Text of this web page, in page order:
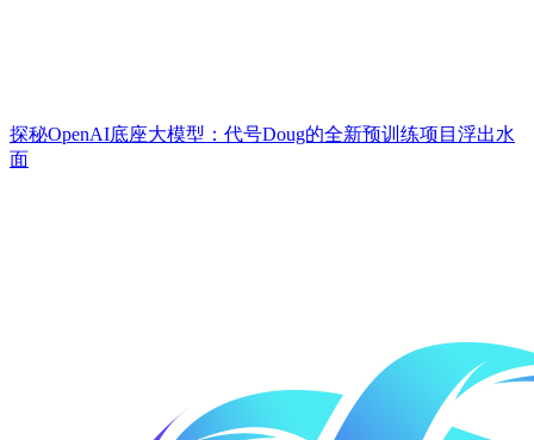
探秘OpenAI底座大模型：代号Doug的全新预训练项目浮出水
面